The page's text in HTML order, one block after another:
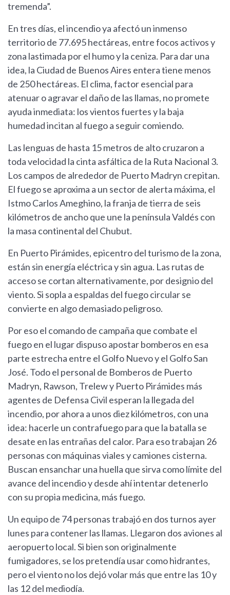
tremenda”.
En tres días, el incendio ya afectó un inmenso
territorio de 77.695 hectáreas, entre focos activos y
zona lastimada por el humo y la ceniza. Para dar una
idea, la Ciudad de Buenos Aires entera tiene menos
de 250 hectáreas. El clima, factor esencial para
atenuar o agravar el daño de las llamas, no promete
ayuda inmediata: los vientos fuertes y la baja
humedad incitan al fuego a seguir comiendo.
Las lenguas de hasta 15 metros de alto cruzaron a
toda velocidad la cinta asfáltica de la Ruta Nacional 3.
Los campos de alrededor de Puerto Madryn crepitan.
El fuego se aproxima a un sector de alerta máxima, el
Istmo Carlos Ameghino, la franja de tierra de seis
kilómetros de ancho que une la península Valdés con
la masa continental del Chubut.
En Puerto Pirámides, epicentro del turismo de la zona,
están sin energía eléctrica y sin agua. Las rutas de
acceso se cortan alternativamente, por designio del
viento. Si sopla a espaldas del fuego circular se
convierte en algo demasiado peligroso.
Por eso el comando de campaña que combate el
fuego en el lugar dispuso apostar bomberos en esa
parte estrecha entre el Golfo Nuevo y el Golfo San
José. Todo el personal de Bomberos de Puerto
Madryn, Rawson, Trelew y Puerto Pirámides más
agentes de Defensa Civil esperan la llegada del
incendio, por ahora a unos diez kilómetros, con una
idea: hacerle un contrafuego para que la batalla se
desate en las entrañas del calor. Para eso trabajan 26
personas con máquinas viales y camiones cisterna.
Buscan ensanchar una huella que sirva como límite del
avance del incendio y desde ahí intentar detenerlo
con su propia medicina, más fuego.
Un equipo de 74 personas trabajó en dos turnos ayer
lunes para contener las llamas. Llegaron dos aviones al
aeropuerto local. Si bien son originalmente
fumigadores, se los pretendía usar como hidrantes,
pero el viento no los dejó volar más que entre las 10 y
las 12 del mediodía.